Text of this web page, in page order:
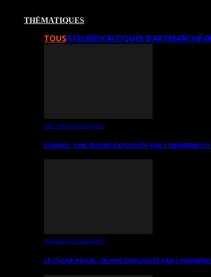
THÉMATIQUES
TOUSATELIERSCRITIQUES D’ARTMARCHÉ
OEUVRES EXPLIQUÉES
L’ENVOL, UNE ŒUVRE EXPLIQUÉE PAR
OEUVRES EXPLIQUÉES
LE CYGNE ROYAL. ŒUVRE EXPLIQUÉE PAR